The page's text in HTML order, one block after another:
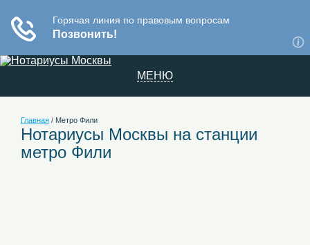
МЕНЮ
Главная / Метро Фили
Нотариусы Москвы на станции
метро Фили